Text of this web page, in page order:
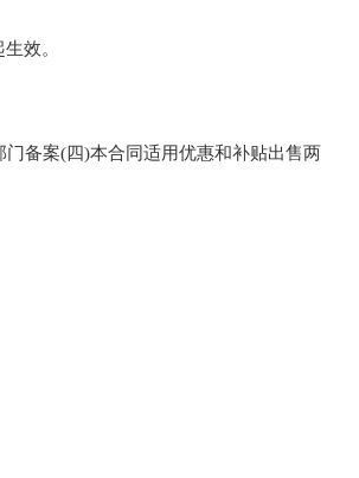
效。
备案(四)本合同适用优惠和补贴出售两